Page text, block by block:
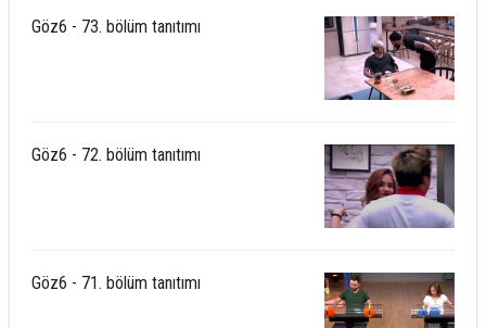
Göz6 - 73. bölüm tanıtımı
Göz6 - 72. bölüm tanıtımı
Göz6 - 71. bölüm tanıtımı